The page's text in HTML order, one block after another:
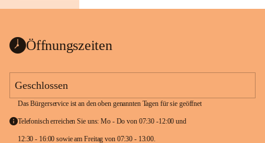
Öffnungszeiten
Geschlossen
Das Bürgerservice ist an den oben genannten Tagen für sie geöffnet
Telefonisch erreichen Sie uns: Mo - Do von 07:30 -12:00 und